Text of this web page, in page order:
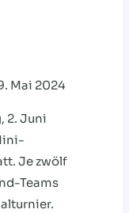
Mai 2024
2. Juni
Je zwölf
Teams